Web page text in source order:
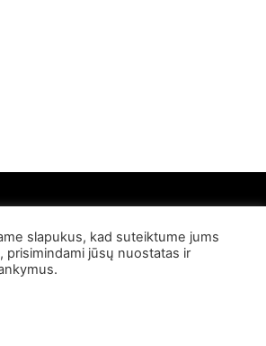
NT. Visos teisės saugomos
slapukus, kad suteiktume jums
prisimindami jūsų nuostatas ir